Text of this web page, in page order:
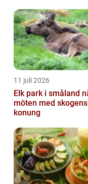
11 juli 2026
Elk park i småland nära
möten med skogens
konung